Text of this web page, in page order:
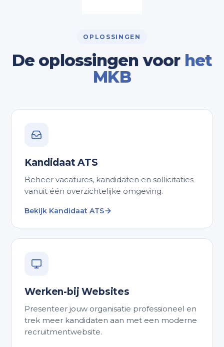
OPLOSSINGEN
De oplossingen voor het
MKB
Kandidaat ATS
Beheer vacatures, kandidaten en sollicitaties
vanuit één overzichtelijke omgeving.
Bekijk Kandidaat ATS
Werken-bij Websites
Presenteer jouw organisatie professioneel en
trek meer kandidaten aan met een moderne
recruitmentwebsite.